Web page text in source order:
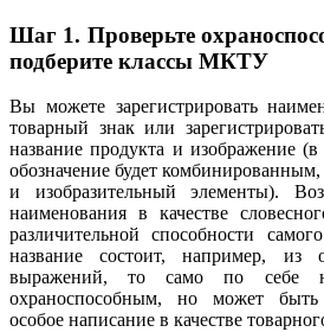
Шаг 1. Проверьте
подберите классы МКТУ
Вы можете зарегистрировать
товарный знак или
название продукта и изображение (в
обозначение будет
и изобразительный элементы).
наименования в качестве
различительной способности
название состоит, например, из
выражений, то само по себе
охраноспособным, но может быть
особое написание в качестве